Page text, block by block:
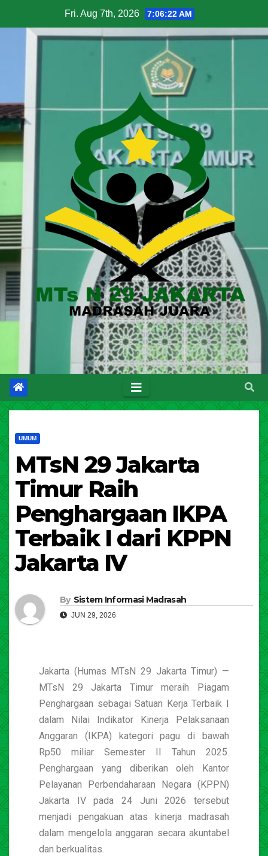
Fri. Aug 7th, 2026 7:06:23 AM
UMUM
MTsN 29 Jakarta
Timur Raih
Penghargaan IKPA
Terbaik I dari KPPN
Jakarta IV
By Sistem Informasi Madrasah
JUN 29, 2026
Jakarta (Humas MTsN 29 Jakarta Timur) —
MTsN 29 Jakarta Timur meraih Piagam
Penghargaan sebagai Satuan Kerja Terbaik I
dalam Nilai Indikator Kinerja Pelaksanaan
Anggaran (IKPA) kategori pagu di bawah
Rp50 miliar Semester II Tahun 2025.
Penghargaan yang diberikan oleh Kantor
Pelayanan Perbendaharaan Negara (KPPN)
Jakarta IV pada 24 Juni 2026 tersebut
menjadi pengakuan atas kinerja madrasah
dalam mengelola anggaran secara akuntabel
dan berkualitas.